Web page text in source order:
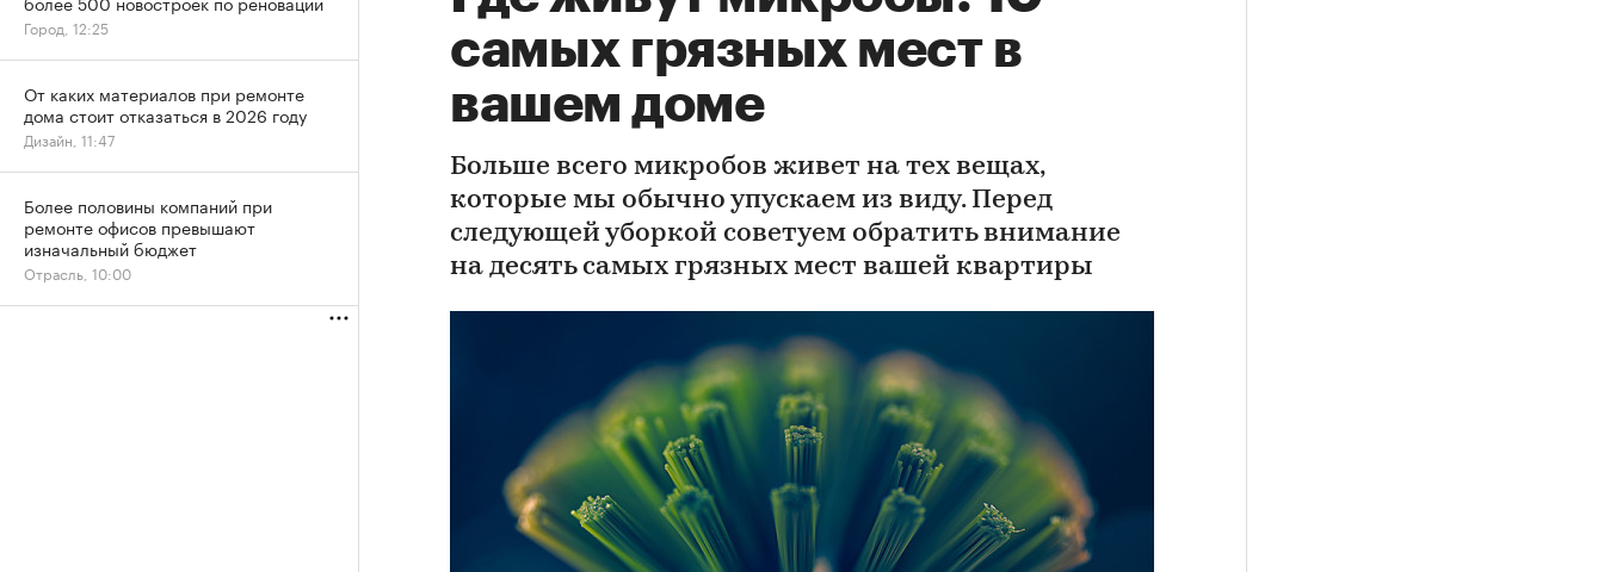
самых грязных мест в
вашем доме
Больше всего микробов живет на тех вещах,
которые мы обычно упускаем из виду. Перед
следующей уборкой советуем обратить внимание
на десять самых грязных мест вашей квартиры
Город, 12:25
От каких материалов при ремонте
дома стоит отказаться в 2026 году
Дизайн, 11:47
Более половины компаний при
ремонте офисов превышают
изначальный бюджет
Отрасль, 10:00